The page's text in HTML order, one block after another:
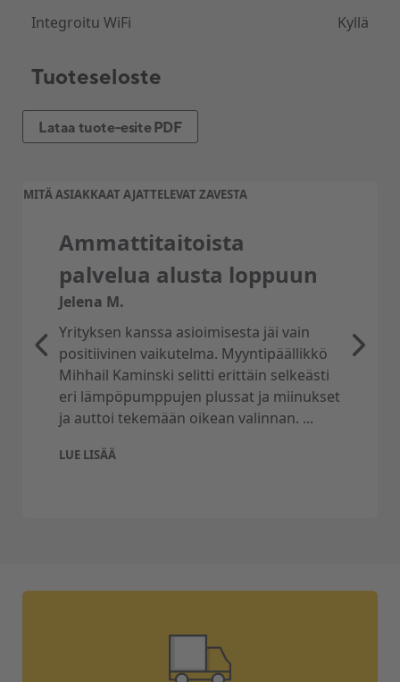
Integroitu WiFi Kyllä
Tuoteseloste
Lataa tuote-esite PDF
MITÄ ASIAKKAAT AJATTELEVAT ZAVESTA
Ammattitaitoista
palvelua alusta loppuun
Jelena M.
Yrityksen kanssa asioimisesta jäi vain
positiivinen vaikutelma. Myyntipäällikkö
Mihhail Kaminski selitti erittäin selkeästi
eri lämpöpumppujen plussat ja miinukset
ja auttoi tekemään oikean valinnan. ...
LUE LISÄÄ